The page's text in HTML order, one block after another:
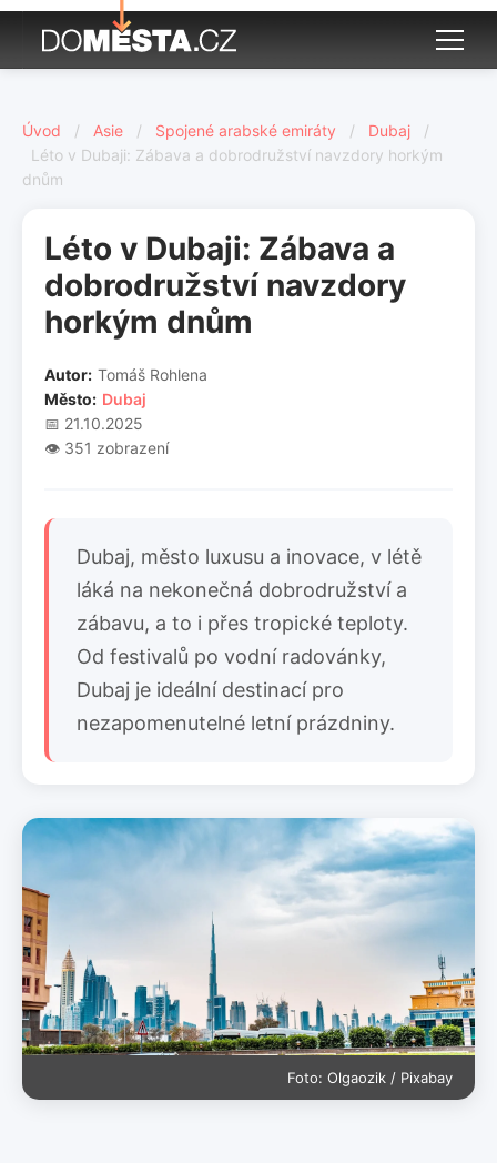
Úvod / Asie / Spojené arabské emiráty / Dubaj
/
Léto v Dubaji: Zábava a dobrodružství navzdory horkým
dnům
Léto v Dubaji: Zábava a
dobrodružství navzdory
horkým dnům
Autor: Tomáš Rohlena
Město: Dubaj
📅 21.10.2025
👁️ 351 zobrazení
Dubaj, město luxusu a inovace, v létě
láká na nekonečná dobrodružství a
zábavu, a to i přes tropické teploty.
Od festivalů po vodní radovánky,
Dubaj je ideální destinací pro
nezapomenutelné letní prázdniny.
Foto: Olgaozik / Pixabay